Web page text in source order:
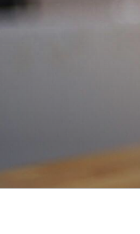
Saltar
al